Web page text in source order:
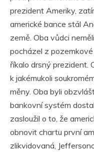
prezident Ameriky,
americké bance stál
země. Oba vůdci
pocházel z
říkalo drsný prezident.
k jakémukoli
měny. Oba byli
bankovní systém
zasloužil o to, že
obnovit chartu první
zlikvidovaná,